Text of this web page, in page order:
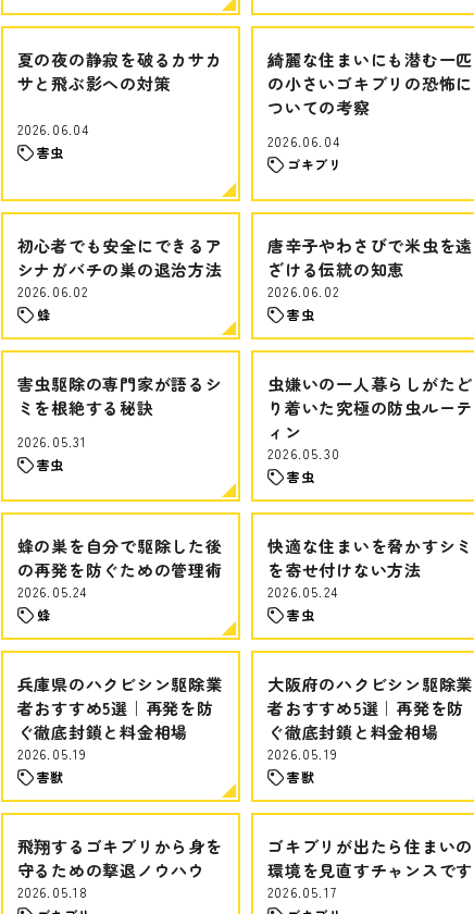
夏の夜の静寂を破るカサカ
サと飛ぶ影への対策
2026.06.04
害虫
綺麗な住まいにも潜む一匹
の小さいゴキブリの恐怖に
ついての考察
2026.06.04
ゴキブリ
初心者でも安全にできるア
シナガバチの巣の退治方法
2026.06.02
蜂
唐辛子やわさびで米虫を遠
ざける伝統の知恵
2026.06.02
害虫
害虫駆除の専門家が語るシ
ミを根絶する秘訣
2026.05.31
害虫
虫嫌いの一人暮らしがたど
り着いた究極の防虫ルーテ
ィン
2026.05.30
害虫
蜂の巣を自分で駆除した後
の再発を防ぐための管理術
2026.05.24
蜂
快適な住まいを脅かすシミ
を寄せ付けない方法
2026.05.24
害虫
兵庫県のハクビシン駆除業
者おすすめ5選｜再発を防
ぐ徹底封鎖と料金相場
2026.05.19
害獣
大阪府のハクビシン駆除業
者おすすめ5選｜再発を防
ぐ徹底封鎖と料金相場
2026.05.19
害獣
飛翔するゴキブリから身を
守るための撃退ノウハウ
2026.05.18
ゴキブリが出たら住まいの
環境を見直すチャンスです
2026.05.17